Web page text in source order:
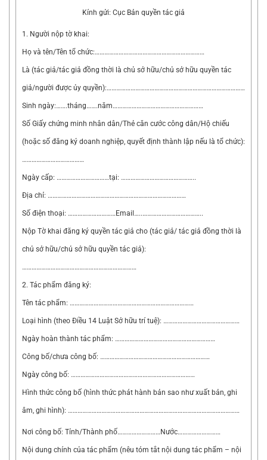
Kính gửi: Cục Bản quyền tác giả
1. Người nộp tờ khai:
Họ và tên/Tên tổ chức:……………………………………………………………
Là (tác giả/tác giả đồng thời là chủ sở hữu/chủ sở hữu quyền tác
giả/người được ủy quyền):……………………………………………………………………………
Sinh ngày:…….tháng…….năm…………………………………………………
Số Giấy chứng minh nhân dân/Thẻ căn cước công dân/Hộ chiếu
(hoặc số đăng ký doanh nghiệp, quyết định thành lập nếu là tổ chức):
…………………………………
Ngày cấp: ……………………………tại: ………………………………………..
Địa chỉ: ……………………………………………………………………………
Số điện thoại: …………………………Email…..………………………………..
Nộp Tờ khai đăng ký quyền tác giả cho (tác giả/ tác giả đồng thời là
chủ sở hữu/chủ sở hữu quyền tác giả):
………………………………………………………………
2. Tác phẩm đăng ký:
Tên tác phẩm: ……………………………………………………………………
Loại hình (theo Điều 14 Luật Sở hữu trí tuệ): …………………………………………
Ngày hoàn thành tác phẩm: ………………………………………………………
Công bố/chưa công bố: ……………………………………………………………
Ngày công bố: ……………………………………………………………………
Hình thức công bố (hình thức phát hành bản sao như xuất bản, ghi
âm, ghi hình): ………………………………………………………………………………………………
Nơi công bố: Tỉnh/Thành phố………………………Nước………………………
Nội dung chính của tác phẩm (nêu tóm tắt nội dung tác phẩm – nội